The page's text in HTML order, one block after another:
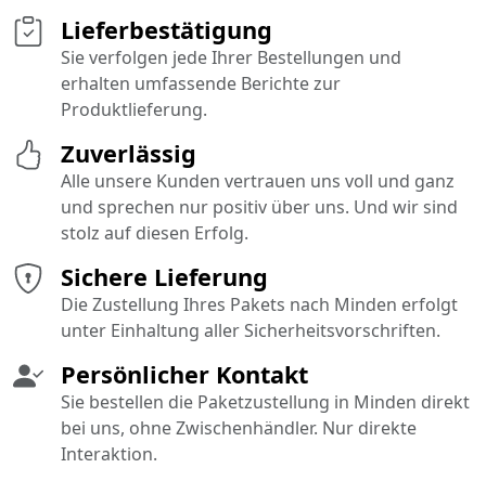
Sichere Lieferung
Die Zustellung Ihres Pakets nach Minden erfolgt
unter Einhaltung aller Sicherheitsvorschriften.
Persönlicher Kontakt
Sie bestellen die Paketzustellung in Minden direkt
bei uns, ohne Zwischenhändler. Nur direkte
Interaktion.
Lieferbestätigung
Sie verfolgen jede Ihrer Bestellungen und
erhalten umfassende Berichte zur
Produktlieferung.
Zuverlässig
Alle unsere Kunden vertrauen uns voll und ganz
und sprechen nur positiv über uns. Und wir sind
stolz auf diesen Erfolg.